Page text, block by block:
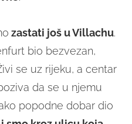
zastati još u Villachu.
bio bezvezan,
se uz rijeku, a centar
da se u njemu
popodne dobar dio